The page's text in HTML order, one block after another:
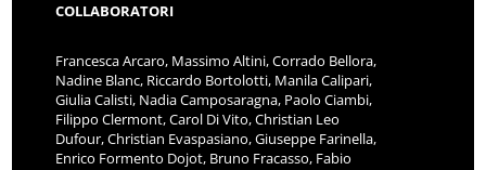
COLLABORATORI
Francesca Arcaro, Massimo Altini, Corrado Bellora,
Nadine Blanc, Riccardo Bortolotti, Manila Calipari,
Giulia Calisti, Nadia Camposaragna, Paolo Ciambi,
Filippo Clermont, Carol Di Vito, Christian Leo
Dufour, Christian Evaspasiano, Giuseppe Farinella,
Enrico Formento Dojot, Bruno Fracasso, Fabio